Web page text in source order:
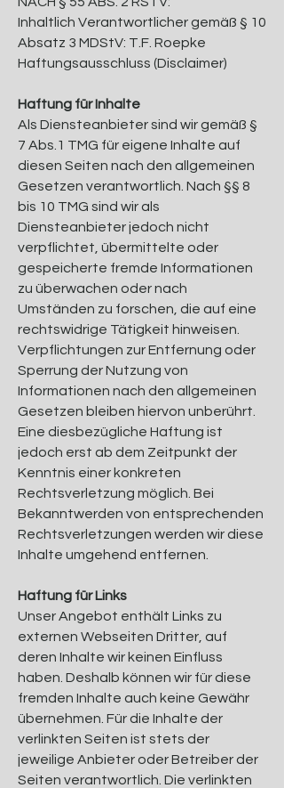
Inhaltlich Verantwortlicher gemäß § 10
Absatz 3 MDStV: T.F. Roepke
Haftungsausschluss (Disclaimer)
Haftung für Inhalte
Als Diensteanbieter sind wir gemäß §
7 Abs.1 TMG für eigene Inhalte auf
diesen Seiten nach den allgemeinen
Gesetzen verantwortlich. Nach §§ 8
bis 10 TMG sind wir als
Diensteanbieter jedoch nicht
verpflichtet, übermittelte oder
gespeicherte fremde Informationen
zu überwachen oder nach
Umständen zu forschen, die auf eine
rechtswidrige Tätigkeit hinweisen.
Verpflichtungen zur Entfernung oder
Sperrung der Nutzung von
Informationen nach den allgemeinen
Gesetzen bleiben hiervon unberührt.
Eine diesbezügliche Haftung ist
jedoch erst ab dem Zeitpunkt der
Kenntnis einer konkreten
Rechtsverletzung möglich. Bei
Bekanntwerden von entsprechenden
Rechtsverletzungen werden wir diese
Inhalte umgehend entfernen.
Haftung für Links
Unser Angebot enthält Links zu
externen Webseiten Dritter, auf
deren Inhalte wir keinen Einfluss
haben. Deshalb können wir für diese
fremden Inhalte auch keine Gewähr
übernehmen. Für die Inhalte der
verlinkten Seiten ist stets der
jeweilige Anbieter oder Betreiber der
Seiten verantwortlich. Die verlinkten